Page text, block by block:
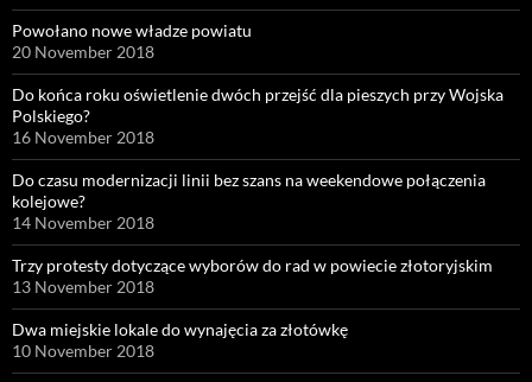
Powołano nowe władze powiatu
20 November 2018
Do końca roku oświetlenie dwóch przejść dla pieszych przy Wojska
Polskiego?
16 November 2018
Do czasu modernizacji linii bez szans na weekendowe połączenia
kolejowe?
14 November 2018
Trzy protesty dotyczące wyborów do rad w powiecie złotoryjskim
13 November 2018
Dwa miejskie lokale do wynajęcia za złotówkę
10 November 2018